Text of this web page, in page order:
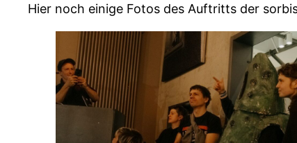
Hier noch einige Fotos des Auftritts der